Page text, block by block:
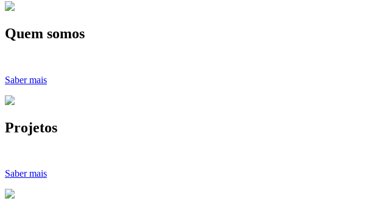
Quem somos
Saber mais
Projetos
Saber mais